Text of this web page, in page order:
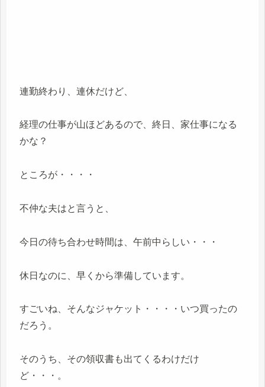
連勤終わり、連休だけど、
経理の仕事が山ほどあるので、終日、家仕事になる
かな？
ところが・・・・
不仲な夫はと言うと、
今日の待ち合わせ時間は、午前中らしい・・・
休日なのに、早くから準備しています。
すごいね、そんなジャケット・・・・いつ買ったの
だろう。
そのうち、その領収書も出てくるわけだけ
ど・・・。